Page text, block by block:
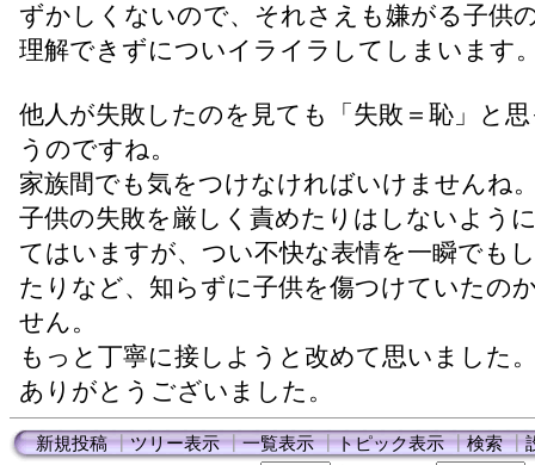
ずかしくないので、それさえも嫌がる子供
理解できずについイライラしてしまいます
他人が失敗したのを見ても「失敗＝恥」と
うのですね。
家族間でも気をつけなければいけませんね
子供の失敗を厳しく責めたりはしないよう
てはいますが、つい不快な表情を一瞬でも
たりなど、知らずに子供を傷つけていたの
せん。
もっと丁寧に接しようと改めて思いました
ありがとうございました。
新規投稿┃ツリー表示┃一覧表示┃トピック表示┃検索┃